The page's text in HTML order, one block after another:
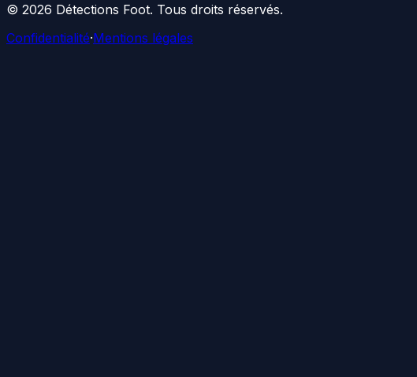
© 2026 Détections Foot. Tous droits réservés.
Confidentialité·Mentions légales